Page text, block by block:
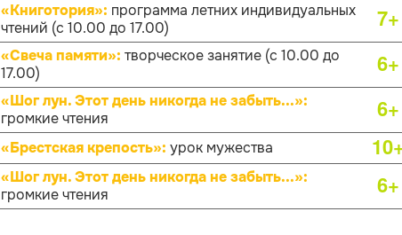
«Книготория»: программа летних индивидуальных
чтений (с 10.00 до 17.00)
7+
«Свеча памяти»: творческое занятие (с 10.00 до
17.00)
6+
«Шог лун. Этот день никогда не забыть...»:
громкие чтения
6+
«Брестская крепость»: урок мужества
«Шог лун. Этот день никогда не забыть...»:
громкие чтения
6+